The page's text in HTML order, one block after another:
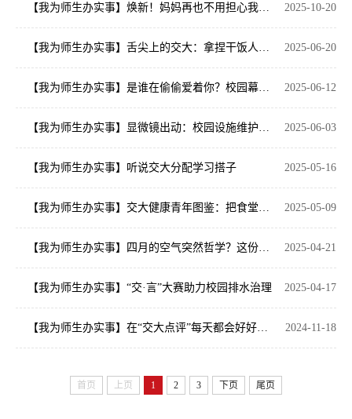
2025-10-20
2025-06-20
2025-06-12
2025-06-03
2025-05-16
【我为师生办实事】听说交大分配学习搭子
2025-05-09
2025-04-21
2025-04-17
【我为师生办实事】“交·言”大赛助力校园排水治理
2024-11-18
首页 上页 1 2 3 下页 尾页